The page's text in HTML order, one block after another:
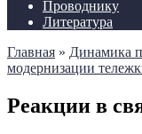
Проводнику
Литература
Главная » Динамика
модернизации
Реакции в